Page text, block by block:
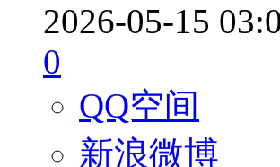
2026-05-15
0
QQ空间
新浪微博